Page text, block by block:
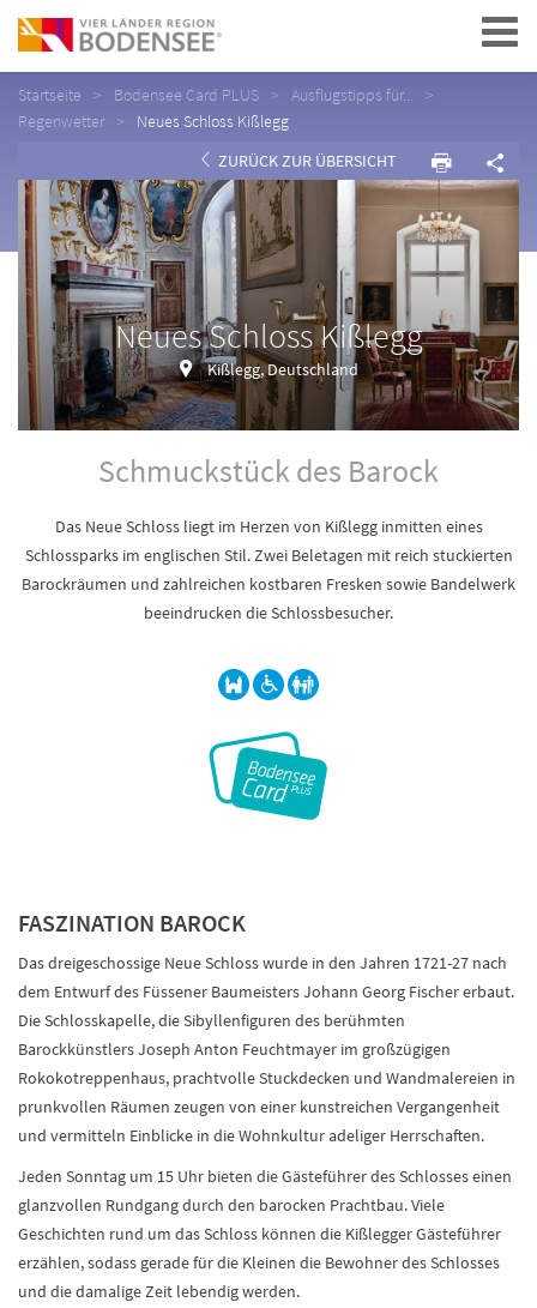
Navigation
Startseite Bodensee Card PLUS
Ausflugstipps für...
Regenwetter
Neues Schloss Kißlegg
ZURÜCK ZUR ÜBERSICHT
Neues Schloss Kißlegg
Kißlegg, Deutschland
Schmuckstück des Barock
Das Neue Schloss liegt im Herzen von Kißlegg inmitten eines
Schlossparks im englischen Stil. Zwei Beletagen mit reich stuckierten
Barockräumen und zahlreichen kostbaren Fresken sowie Bandelwerk
beeindrucken die Schlossbesucher.
FASZINATION BAROCK
Das dreigeschossige Neue Schloss wurde in den Jahren 1721-27 nach
dem Entwurf des Füssener Baumeisters Johann Georg Fischer erbaut.
Die Schlosskapelle, die Sibyllenfiguren des berühmten
Barockkünstlers Joseph Anton Feuchtmayer im großzügigen
Rokokotreppenhaus, prachtvolle Stuckdecken und Wandmalereien in
prunkvollen Räumen zeugen von einer kunstreichen Vergangenheit
und vermitteln Einblicke in die Wohnkultur adeliger Herrschaften.
Jeden Sonntag um 15 Uhr bieten die Gästeführer des Schlosses einen
glanzvollen Rundgang durch den barocken Prachtbau. Viele
Geschichten rund um das Schloss können die Kißlegger Gästeführer
erzählen, sodass gerade für die Kleinen die Bewohner des Schlosses
und die damalige Zeit lebendig werden.